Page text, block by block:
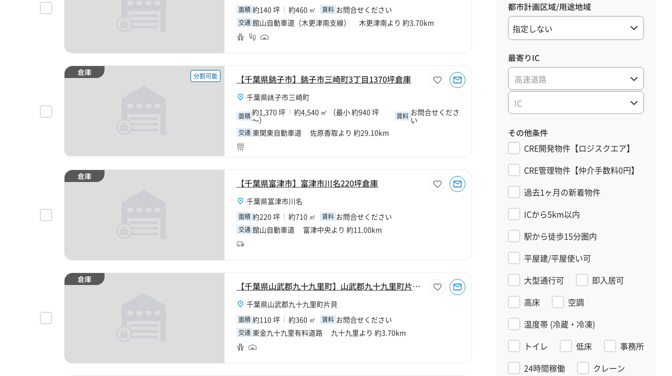
面積 約140 坪 約460 ㎡ 賃料 お問合せください
交通 館山自動車道（木更津南支線） 木更津南より 約3.70km
倉庫 分割可能 【千葉県銚子市】銚子市三崎町3丁目1370坪倉庫
千葉県銚子市三崎町
面積 約1,370 坪
約4,540 ㎡ （最小 約940 坪
～）
賃料 お問合せくださ
い
交通 東関東自動車道 佐原香取より 約29.10km
倉庫
【千葉県富津市】富津市川名220坪倉庫
千葉県富津市川名
面積 約220 坪 約710 ㎡ 賃料 お問合せください
交通 館山自動車道 富津中央より 約11.00km
倉庫
【千葉県山武郡九十九里町】山武郡九十九里町片貝110坪倉庫
千葉県山武郡九十九里町片貝
面積 約110 坪 約360 ㎡ 賃料 お問合せください
交通 東金九十九里有料道路 九十九里より 約3.70km
都市計画区域/用途地域
最寄りIC
高速道路
IC
その他条件
CRE開発物件【ロジスクエア】
CRE管理物件【仲介手数料0円】
過去1ヶ月の新着物件
ICから5km以内
駅から徒歩15分圏内
平屋建/平屋使い可
大型通行可
即入居可
高床
空調
温度帯 (冷蔵・冷凍)
トイレ
低床
事務所
24時間稼働
クレーン